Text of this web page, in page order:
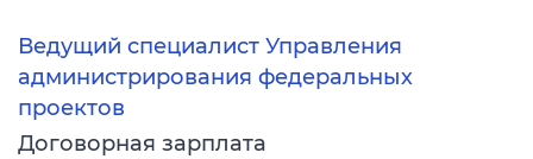
Ведущий специалист Управления
администрирования федеральных
проектов
Договорная зарплата